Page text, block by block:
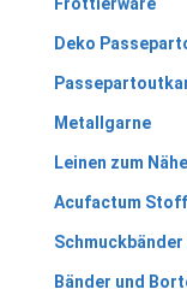
Deko
Metallgarne
Leinen zum
Acufactum
Bänder und